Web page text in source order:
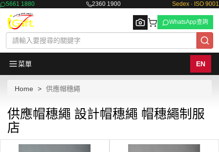
5661 1880 2360 1900 Sedex · ISO 9001
WhatsApp查詢
菜單 EN
Home 供應帽穗繩
供應帽穗繩 設計帽穗繩 帽穗繩制服
店